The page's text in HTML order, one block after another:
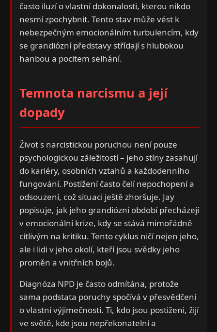
často iluzí o vlastní dokonalosti, kterou nikdo
nesmí zpochybnit. Tento stav může vést k
nebezpečným emocionálním turbulencím, kdy
se grandiózní představy střídají s hlubokou
hanbou a pocitem selhání.
Temnota narcismu a její
dopady
Život s narcistickou poruchou není pouze
psychologickou záležitostí – jeho stíny zasahují
do kariéry, osobních vztahů a každodenního
fungování. Postižení často čelí nepochopení a
odsouzení, což situaci ještě zhoršuje. Jay
popisuje, jak jeho grandiózní období přecházejí
v emocionální krize, kdy se stává mimořádně
citlivým na kritiku. Tento cyklus ničí nejen jeho,
ale i lidi v jeho okolí, kteří jsou svědky jeho
proměn a vnitřních bojů.
Diagnóza NPD je často odmítána, protože
sama podstata poruchy spočívá v přesvědčení
o vlastní výjimečnosti. Ti, kdo jsou postiženi, žijí
ve světě, kde jsou nepřekonatelní a